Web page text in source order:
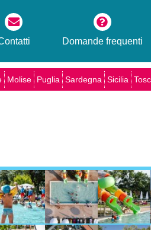
Domande frequenti
Molise Puglia Sardegna Sicilia